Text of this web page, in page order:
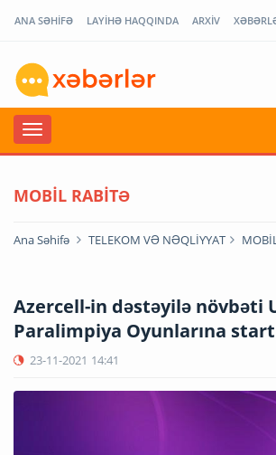
ANA SƏHİFƏ LAYİHƏ HAQQINDA ARXİV
MOBİL RABİTƏ
Ana Səhifə TELEKOM VƏ NƏQLİYYAT
Azercell-in dəstəyilə növbəti
Paralimpiya Oyunlarına
23-11-2021 14:41